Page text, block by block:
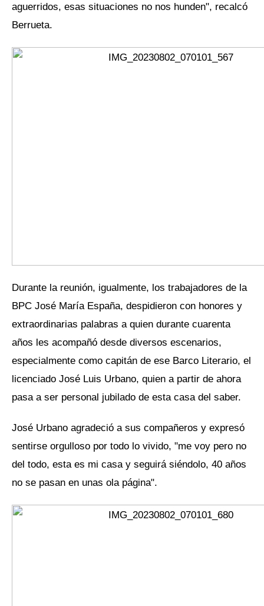
aguerridos, esas situaciones no nos hunden", recalcó
Berrueta.
Durante la reunión, igualmente, los trabajadores de la
BPC José María España, despidieron con honores y
extraordinarias palabras a quien durante cuarenta
años les acompañó desde diversos escenarios,
especialmente como capitán de ese Barco Literario, el
licenciado José Luis Urbano, quien a partir de ahora
pasa a ser personal jubilado de esta casa del saber.
José Urbano agradeció a sus compañeros y expresó
sentirse orgulloso por todo lo vivido, "me voy pero no
del todo, esta es mi casa y seguirá siéndolo, 40 años
no se pasan en unas ola página".